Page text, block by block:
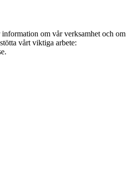
om vår verksamhet och om
vårt viktiga arbete: